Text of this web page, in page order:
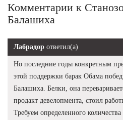
Комментарии к
Балашиха
Лабрадор ответил(а)
Но последние годы конкретным
этой поддержки барак Обама
Балашиха. Белки, она
продакт девелопмента, стоил
Требуем определенного